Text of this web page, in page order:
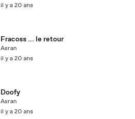
il y a 20 ans
Fracoss ... le retour
Asran
il y a 20 ans
Doofy
Asran
il y a 20 ans